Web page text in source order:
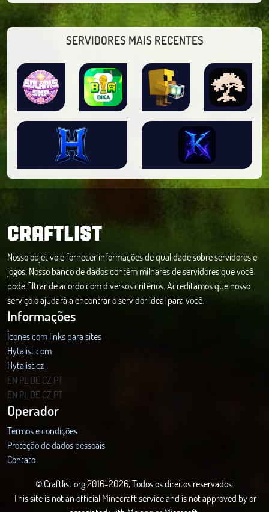
SERVIDORES MAIS RECENTES
CRAFTLIST
Nosso objetivo é fornecer informações de qualidade sobre servidores e
jogos. Nosso banco de dados contém milhares de servidores que você
pode filtrar de acordo com diversos critérios. Acreditamos que nosso
serviço o ajudará a encontrar o servidor ideal para você.
Informações
Ícones com links para sites
Hytalist.com
Hytalist.cz
Hytamods.org
EN PL DECZ PT
EN PL DECZ PT
Operador
Termos e condições
Proteção de dados pessoais
Contato
© Craftlist.org 2016-2026, Todos os direitos reservados.
This site is not an official Minecraft service and is not approved by or